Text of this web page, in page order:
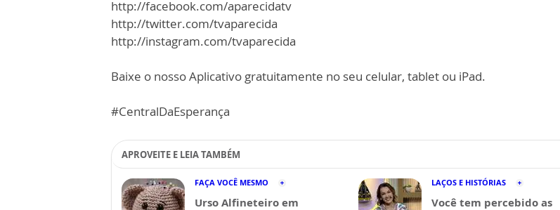
http://facebook.com/aparecidatv
http://twitter.com/tvaparecida
http://instagram.com/tvaparecida
Baixe o nosso Aplicativo gratuitamente no seu celular, tablet ou iPad.
#CentralDaEsperança
APROVEITE E LEIA TAMBÉM
FAÇA VOCÊ MESMO
Urso Alfineteiro em
LAÇOS E HISTÓRIAS
Você tem percebido as